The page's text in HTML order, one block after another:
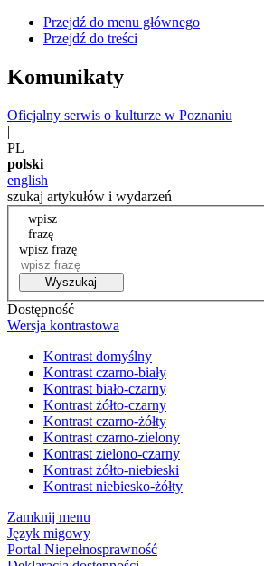
Przejdź do menu głównego
Przejdź do treści
Komunikaty
Oficjalny serwis o kulturze w Poznaniu
|
PL
polski
english
szukaj artykułów i wydarzeń
wpisz
frazę
wpisz frazę
Wyszukaj
Dostępność
Wersja kontrastowa
Kontrast domyślny
Kontrast czarno-biały
Kontrast biało-czarny
Kontrast żółto-czarny
Kontrast czarno-żółty
Kontrast czarno-zielony
Kontrast zielono-czarny
Kontrast żółto-niebieski
Kontrast niebiesko-żółty
Zamknij menu
Język migowy
Portal Niepełnosprawność